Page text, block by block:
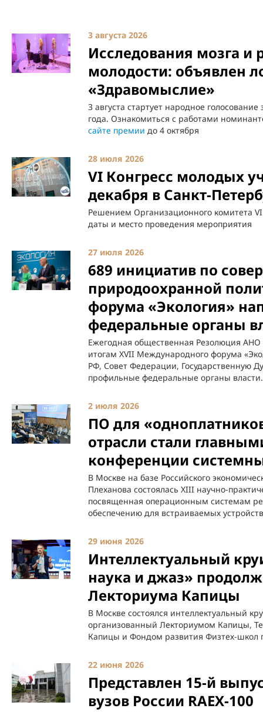
3 августа 2026
Исследования мозга и
молодости: объявлен
«Здравомыслие»
3 августа стартует народное
года. Ознакомиться с работами
сайте премии до 4 октября
28 июля 2026
VI Конгресс молодых
декабря в Санкт-
Решением Организационного комитета
даты и место проведения мероприятия
27 июля 2026
689 инициатив по
природоохранной
форума «Экология»
федеральные органы
Ежегодная общественная Резолюция АНО
итогам XVII Международного форума
РФ, Совет Федерации, Государственную
профильные федеральные органы власти.
2 июля 2026
ПО для
отрасли стали
конференции
В Москве на базе Российского
Плеханова состоялась XIII научно-
посвященная операционным системам
обеспечению для встраиваемых
29 июня 2026
Интеллектуальный
наука и джаз»
Лекториума Капицы
В Москве состоялся интеллектуальный
организованный Лекториумом Капицы,
Капицы и Фондом развития Физтех-школ
22 июня 2026
Представлен 15-й
вузов России RAEX-100